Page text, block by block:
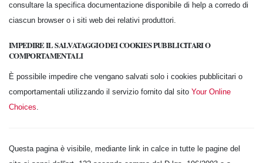
consultare la specifica documentazione disponibile di help a corredo di
ciascun browser o i siti web dei relativi produttori.
IMPEDIRE IL SALVATAGGIO DEI COOKIES PUBBLICITARI O
COMPORTAMENTALI
È possibile impedire che vengano salvati solo i cookies pubblicitari o
comportamentali utilizzando il servizio fornito dal sito Your Online
Choices.
Questa pagina è visibile, mediante link in calce in tutte le pagine del